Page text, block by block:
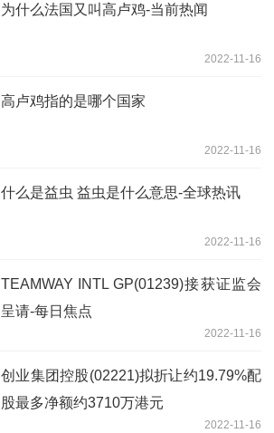
为什么法国又叫高卢鸡-当前热闻
2022-11-16
高卢鸡指的是哪个国家
2022-11-16
什么是益虫 益虫是什么意思-全球热讯
2022-11-16
TEAMWAY INTL GP(01239)接获证监会
呈请-每日焦点
2022-11-16
创业集团控股(02221)拟折让约19.79%配
股最多净额约3710万港元
2022-11-16